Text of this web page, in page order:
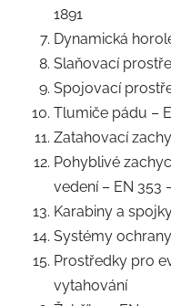
1891
Dynamická
Slaňovací
Spojovací
Tlumiče pádu –
Zatahovací
Pohyblivé
vedení – EN 353
Karabiny a
Systémy
Prostředky pro
vytahování